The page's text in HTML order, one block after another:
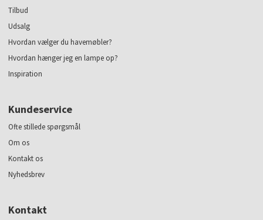
Tilbud
Udsalg
Hvordan vælger du havemøbler?
Hvordan hænger jeg en lampe op?
Inspiration
Kundeservice
Ofte stillede spørgsmål
Om os
Kontakt os
Nyhedsbrev
Kontakt